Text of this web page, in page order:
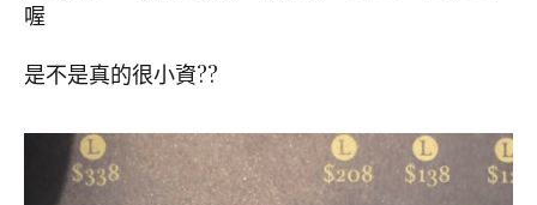
喔
是不是真的很小資??